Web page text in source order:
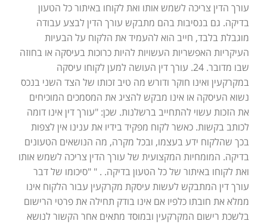
עורך הדין צריכה לשמש אותו ואת לקוחו באיתור כל הטעון
בדיקה. גם בנסיבות בהם מתבקש עורך הדין לבצע עבודה
מוגבלת בלבד, חייב הוא להעמיד את הלקוח על הבעיות
העיקריות האפשריות העשויות להיות כרוכות בעיסקה או בחוזה
שבו מדובר. 24. עורך דין העושה למען לקוחו עיסקה
במקרקעין ואינו חוקר ודורש מה טיב זכותו של הצד השני בנכס
נשוא העיסקה או אינו מבקש להציג את המסמכים המוכיחים
את הזכות עשוי להתחייב ברשלנות. שכן: "עורך דין אינו דומה
לכותב בקשות. כאשר לקוח מפקיד בידיו את ענינו אין לצפות
בכך שהלקוח ידע בעצמו, ובכל מקרה, מה הנושאים הטעונים
בדיקה. המומחיות המקצועית של עורך הדין צריכה לשמש אותו
ואת לקוחו באיתור של כל הטעון בדיקה. . " "סיכומו של דבר
עורך דין המתבקש לעשות עיסקת מקרקעין עבור הלקוח אינו
ממלא את חובתו כלפיו אם אינו בודק תחילה את פרטי הרישום
בלשכת רישום המקרקעין ובמוסד מתאים אחר הקשור לנושא